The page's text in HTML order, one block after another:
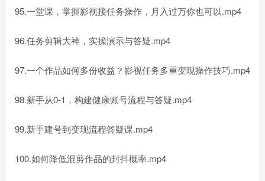
95.一堂课，掌握影视接任务操作，月入过万你也可以.mp4
96.任务剪辑大神，实操演示与答疑.mp4
97.一个作品如何多份收益？影视任务多重变现操作技巧.mp4
98.新手从0-1，构建健康账号流程与答疑.mp4
99.新手建号到变现流程答疑课.mp4
100.如何降低混剪作品的封抖概率.mp4